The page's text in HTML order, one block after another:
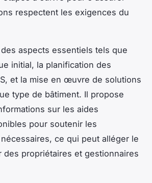
respectent les exigences du
aspects essentiels tels que
initial, la planification des
et la mise en œuvre de solutions
type de bâtiment. Il propose
sur les aides
pour soutenir les
ce qui peut alléger le
des propriétaires et gestionnaires